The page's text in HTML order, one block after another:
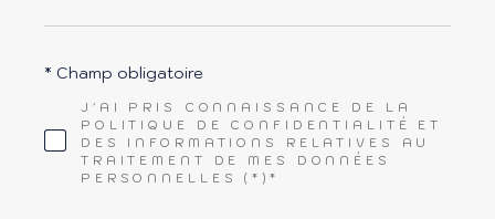
J'AI PRIS CONNAISSANCE DE LA
POLITIQUE DE CONFIDENTIALITÉ ET
DES INFORMATIONS RELATIVES AU
TRAITEMENT DE MES DONNÉES
PERSONNELLES (*)*
* Champ obligatoire